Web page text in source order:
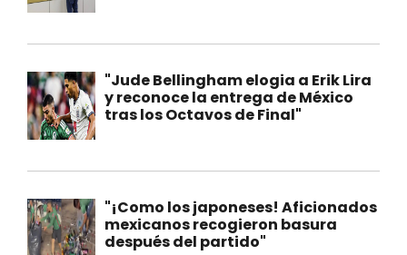
"Jude Bellingham elogia a Erik Lira
y reconoce la entrega de México
tras los Octavos de Final"
"¡Como los japoneses! Aficionados
mexicanos recogieron basura
después del partido"